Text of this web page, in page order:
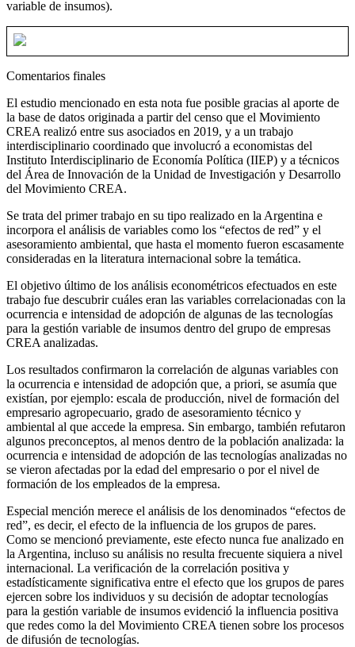
variable de insumos).
Comentarios finales
El estudio mencionado en esta nota fue posible gracias al aporte de
la base de datos originada a partir del censo que el Movimiento
CREA realizó entre sus asociados en 2019, y a un trabajo
interdisciplinario coordinado que involucró a economistas del
Instituto Interdisciplinario de Economía Política (IIEP) y a técnicos
del Área de Innovación de la Unidad de Investigación y Desarrollo
del Movimiento CREA.
Se trata del primer trabajo en su tipo realizado en la Argentina e
incorpora el análisis de variables como los “efectos de red” y el
asesoramiento ambiental, que hasta el momento fueron escasamente
consideradas en la literatura internacional sobre la temática.
El objetivo último de los análisis econométricos efectuados en este
trabajo fue descubrir cuáles eran las variables correlacionadas con la
ocurrencia e intensidad de adopción de algunas de las tecnologías
para la gestión variable de insumos dentro del grupo de empresas
CREA analizadas.
Los resultados confirmaron la correlación de algunas variables con
la ocurrencia e intensidad de adopción que, a priori, se asumía que
existían, por ejemplo: escala de producción, nivel de formación del
empresario agropecuario, grado de asesoramiento técnico y
ambiental al que accede la empresa. Sin embargo, también refutaron
algunos preconceptos, al menos dentro de la población analizada: la
ocurrencia e intensidad de adopción de las tecnologías analizadas no
se vieron afectadas por la edad del empresario o por el nivel de
formación de los empleados de la empresa.
Especial mención merece el análisis de los denominados “efectos de
red”, es decir, el efecto de la influencia de los grupos de pares.
Como se mencionó previamente, este efecto nunca fue analizado en
la Argentina, incluso su análisis no resulta frecuente siquiera a nivel
internacional. La verificación de la correlación positiva y
estadísticamente significativa entre el efecto que los grupos de pares
ejercen sobre los individuos y su decisión de adoptar tecnologías
para la gestión variable de insumos evidenció la influencia positiva
que redes como la del Movimiento CREA tienen sobre los procesos
de difusión de tecnologías.